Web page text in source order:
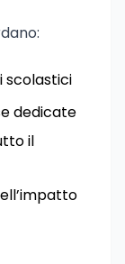
scolastici
dedicate
il